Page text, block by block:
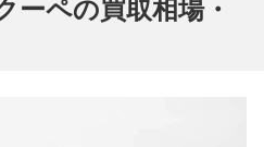
ーペの買取相場・